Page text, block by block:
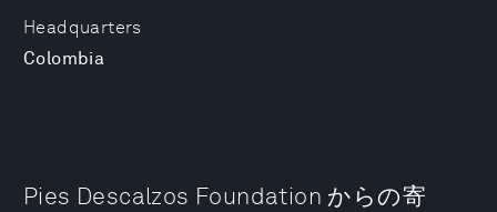
Headquarters
Colombia
Pies Descalzos Foundation からの寄